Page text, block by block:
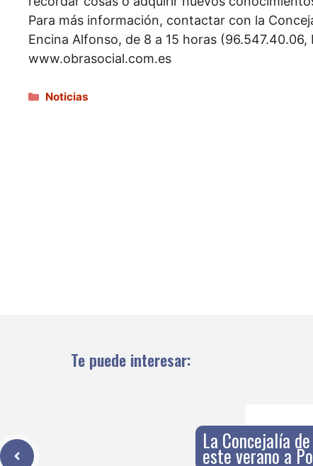
Para más información, contactar con la
Encina Alfonso, de 8 a 15 horas
www.obrasocial.com.es
Categorías
Noticias
Te puede interesar:
La Concejalía
este verano a